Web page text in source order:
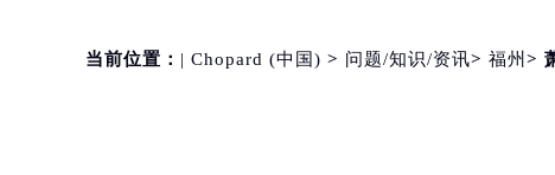
徐州市鼓楼区淮海东路29号苏宁广场
盐城市盐都区世纪大道5号盐城金融城
当前位置： | Chopard (中国) > 问题/知识/资讯> 福州 >